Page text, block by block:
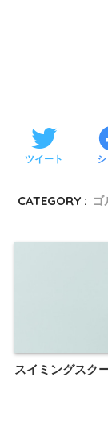
ツイート
CATEGORY : ゴ
スイミングスク